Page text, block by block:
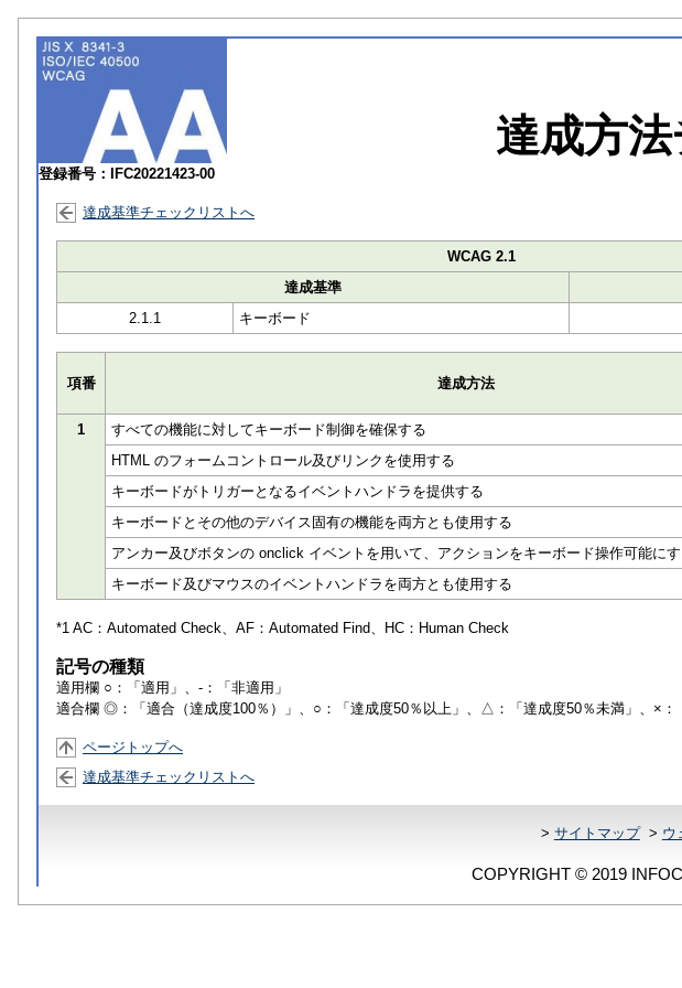
登録番号：IFC20221423-00
達成方
達成基準チェックリストへ
WCAG 2.1
達成基準
2.1.1
キーボード
項番 達成方法
1
すべての機能に対してキーボード制御を確保する
HTML のフォームコントロール及びリンクを使用する
キーボードがトリガーとなるイベントハンドラを提供する
キーボードとその他のデバイス固有の機能を両方とも使用する
アンカー及びボタンの onclick イベントを用いて、アクションをキーボード操作可能に
キーボード及びマウスのイベントハンドラを両方とも使用する
*1 AC： Automated Check、AF： Automated Find、HC： Human Check
記号の種類
適用欄 ○：「適用」、-：「非適用」
適合欄 ◎：「適合（達成度100％）」、○：「達成度50％以上」、△：「達成度50％未満」、×：
ページトップへ
達成基準チェックリストへ
> サイトマップ> ウ
COPYRIGHT © 2019